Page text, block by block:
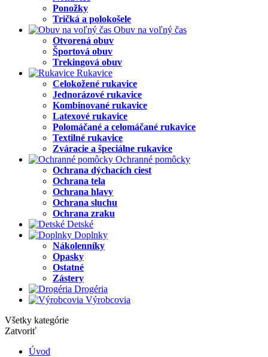
Ponožky
Tričká a polokošele
Obuv na voľný čas
Otvorená obuv
Športová obuv
Trekingová obuv
Rukavice
Celokožené rukavice
Jednorázové rukavice
Kombinované rukavice
Latexové rukavice
Polomáčané a celomáčané rukavice
Textilné rukavice
Zváracie a špeciálne rukavice
Ochranné pomôcky
Ochrana dýchacích ciest
Ochrana tela
Ochrana hlavy
Ochrana sluchu
Ochrana zraku
Detské
Doplnky
Nákolenníky
Opasky
Ostatné
Zástery
Drogéria
Výrobcovia
Všetky kategórie
Zatvoriť
Úvod